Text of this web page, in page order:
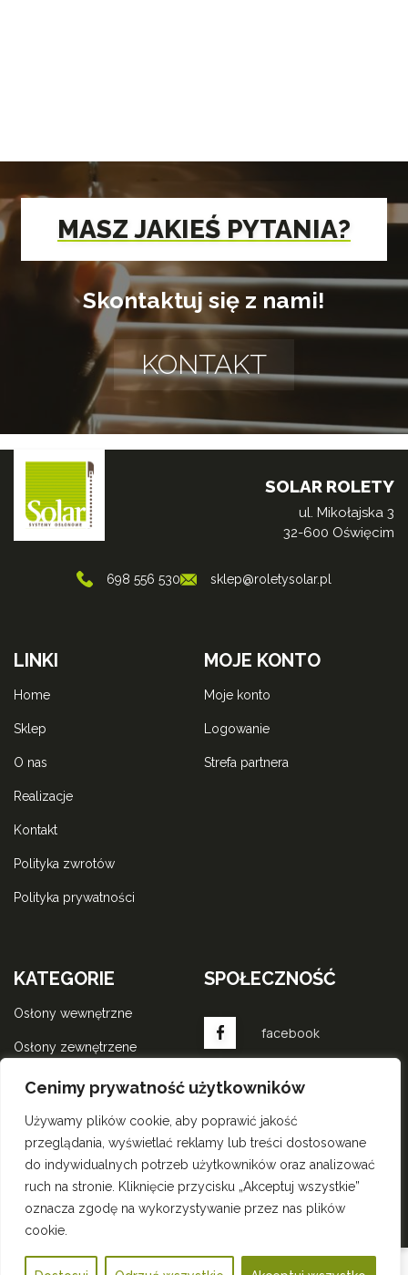
Cenimy prywatność użytkowników
Używamy plików cookie, aby poprawić jakość
przeglądania, wyświetlać reklamy lub treści dostosowane
do indywidualnych potrzeb użytkowników oraz analizować
ruch na stronie. Kliknięcie przycisku „Akceptuj wszystkie”
oznacza zgodę na wykorzystywanie przez nas plików
cookie.
MASZ JAKIEŚ PYTANIA?
Skontaktuj się z nami!
KONTAKT
SOLAR ROLETY
ul. Mikołajska 3
32-600 Oświęcim
698 556 530 sklep@roletysolar.pl
LINKI
home
sklep
o nas
realizacje
kontakt
polityka zwrotów
polityka prywatności
MOJE KONTO
moje konto
logowanie
strefa partnera
KATEGORIE
osłony wewnętrzne
osłony zewnętrzene
wewnętrznych
zewnętrznych
wszystkie produkty
SPOŁECZNOŚĆ
facebook
instagram
2022Solar Rolety.Wszystkie prawa zastrzeżone